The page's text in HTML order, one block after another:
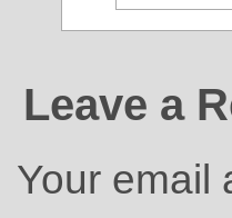
Leave a
Your email